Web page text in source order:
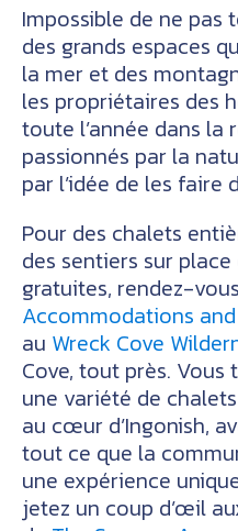
Impossible de ne pas
des grands espaces
la mer et des
les propriétaires des
toute l’année dans
passionnés par la
par l’idée de les faire
Pour des chalets
des sentiers sur
gratuites, rendez-
Accommodations
au Wreck Cove
Cove, tout près.
une variété de
au cœur d’Ingonish,
tout ce que la
une expérience
jetez un coup d’œil